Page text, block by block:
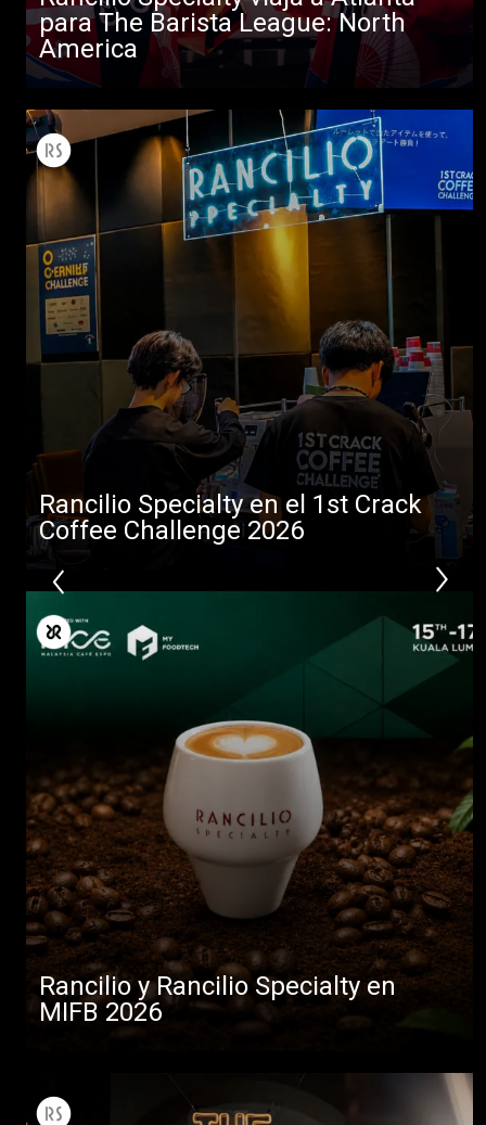
para The Barista League: North
America
Rancilio Specialty en el 1st Crack
Coffee Challenge 2026
Rancilio y Rancilio Specialty en
MIFB 2026
Todos
Productos
Descargar